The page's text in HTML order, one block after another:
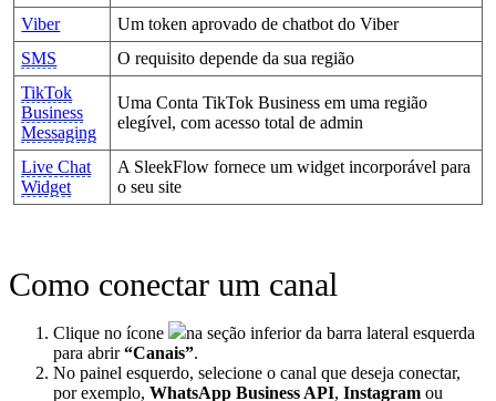
Viber
Um token aprovado de chatbot do Viber
SMS
O requisito depende da sua região
TikTok
Business
Messaging
Uma Conta TikTok Business em uma região
elegível, com acesso total de admin
Live Chat
Widget
A SleekFlow fornece um widget incorporável para
o seu site
Como conectar um canal
Clique no ícone
na seção inferior da barra lateral esquerda
para abrir“Canais”.
No painel esquerdo, selecione o canal que deseja conectar,
por exemplo, WhatsApp Business API, Instagram ou